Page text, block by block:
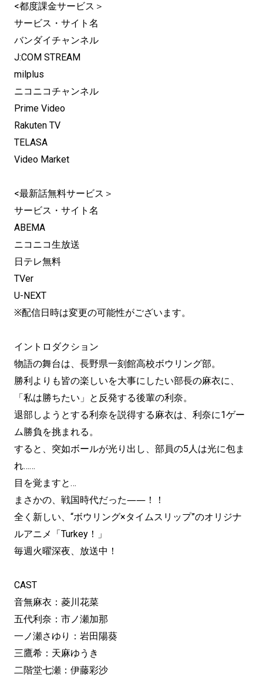
<都度課金サービス＞
サービス・サイト名
バンダイチャンネル
J:COM STREAM
milplus
ニコニコチャンネル
Prime Video
Rakuten TV
TELASA
Video Market
<最新話無料サービス＞
サービス・サイト名
ABEMA
ニコニコ生放送
日テレ無料
TVer
U-NEXT
※配信日時は変更の可能性がございます。
イントロダクション
物語の舞台は、長野県一刻館高校ボウリング部。
勝利よりも皆の楽しいを大事にしたい部長の麻衣に、
「私は勝ちたい」と反発する後輩の利奈。
退部しようとする利奈を説得する麻衣は、利奈に1ゲー
ム勝負を挑まれる。
すると、突如ボールが光り出し、部員の5人は光に包ま
れ……
目を覚ますと…
まさかの、戦国時代だった――！！
全く新しい、“ボウリング×タイムスリップ”のオリジナ
ルアニメ「Turkey！」
毎週火曜深夜、放送中！
CAST
音無麻衣：菱川花菜
五代利奈：市ノ瀬加那
一ノ瀬さゆり：岩田陽葵
三鷹希：天麻ゆうき
二階堂七瀬：伊藤彩沙